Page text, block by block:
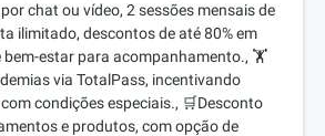
chat ou vídeo, 2 sessões mensais de
ilimitado, descontos de até 80% em
bem-estar para acompanhamento., 🏋️
via TotalPass, incentivando
condições especiais., 🛒Desconto
e produtos, com opção de